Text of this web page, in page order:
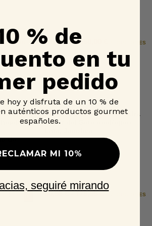
2 OPCIONES 515,00 € - 650,00 € 6 OPCIONES
de
Aceite de Oliva Virgen Extra
Lagar del Soto ecológico
60,95 € - 179,95 € 2 OPCIONES
% de
en tu
pedido
hoy y disfruta de un 10 % de
auténticos productos gourmet
españoles.
MI 10%
seguiré mirando